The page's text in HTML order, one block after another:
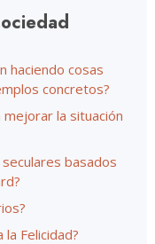
haciendo cosas
concretos?
la situación
basados
la Felicidad?